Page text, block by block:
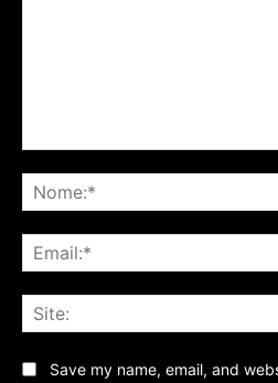
Save my name, email, and